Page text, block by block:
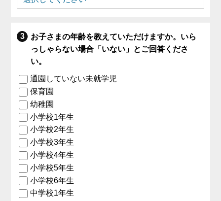
お子さまの年齢を教えていただけますか。いら
っしゃらない場合「いない」とご回答くださ
い。
通園していない未就学児
保育園
幼稚園
小学校1年生
小学校2年生
小学校3年生
小学校4年生
小学校5年生
小学校6年生
中学校1年生